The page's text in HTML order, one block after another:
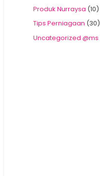
Produk Nurraysa (10)
Tips Perniagaan (30)
Uncategorized @ms